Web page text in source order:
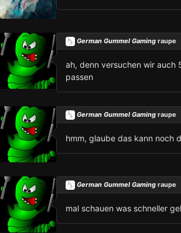
German Gummel Gaming raupe
ah, denn versuchen wir auch
passen
German Gummel Gaming raupe
hmm, glaube das kann noch
German Gummel Gaming raupe
mal schauen was schneller